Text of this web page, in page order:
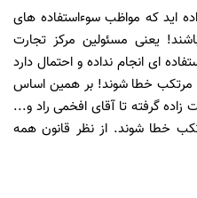
اید که مواظب سوءاستفاده های
یعنی مسئولین مرکز تجارت
ای انجام نداده و احتمال دارد
و مرتکب خطا شوند! بر همین اساس
گرفته تا آقای افخمی راد و...
خطا شوند. از نظر قانون همه